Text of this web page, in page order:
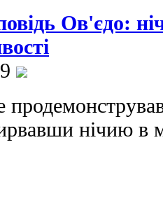
Ов'єдо:
нічию в